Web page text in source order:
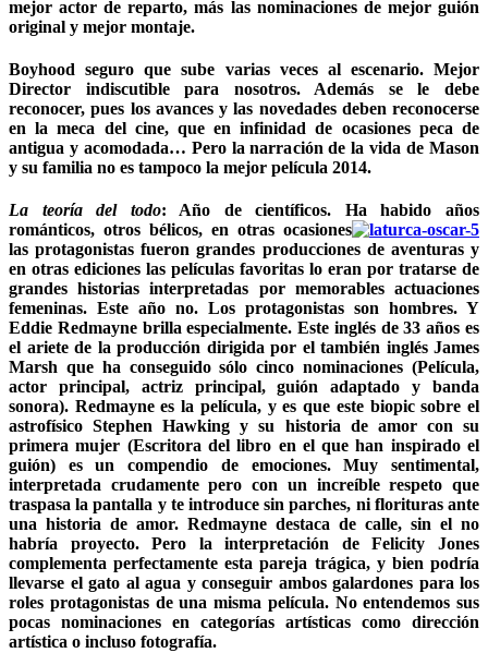
mejor actor de reparto, más las nominaciones de mejor guión
original y mejor montaje.
Boyhood seguro que sube varias veces al escenario. Mejor
Director indiscutible para nosotros. Además se le debe
reconocer, pues los avances y las novedades deben reconocerse
en la meca del cine, que en infinidad de ocasiones peca de
antigua y acomodada… Pero la narración de la vida de Mason
y su familia no es tampoco la mejor película 2014.
La teoría del todo: Año de científicos. Ha habido años
románticos, otros bélicos, en otras ocasiones
las protagonistas fueron grandes producciones de aventuras y
en otras ediciones las películas favoritas lo eran por tratarse de
grandes historias interpretadas por memorables actuaciones
femeninas. Este año no. Los protagonistas son hombres. Y
Eddie Redmayne brilla especialmente. Este inglés de 33 años es
el ariete de la producción dirigida por el también inglés James
Marsh que ha conseguido sólo cinco nominaciones (Película,
actor principal, actriz principal, guión adaptado y banda
sonora). Redmayne es la película, y es que este biopic sobre el
astrofísico Stephen Hawking y su historia de amor con su
primera mujer (Escritora del libro en el que han inspirado el
guión) es un compendio de emociones. Muy sentimental,
interpretada crudamente pero con un increíble respeto que
traspasa la pantalla y te introduce sin parches, ni florituras ante
una historia de amor. Redmayne destaca de calle, sin el no
habría proyecto. Pero la interpretación de Felicity Jones
complementa perfectamente esta pareja trágica, y bien podría
llevarse el gato al agua y conseguir ambos galardones para los
roles protagonistas de una misma película. No entendemos sus
pocas nominaciones en categorías artísticas como dirección
artística o incluso fotografía.